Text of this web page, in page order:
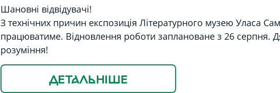
Шановні відвідувачі!
З технічних причин експозиція Літературного музею Уласа
працюватиме. Відновлення роботи заплановане з 26 серпня.
розуміння!
ДЕТАЛЬНІШЕ